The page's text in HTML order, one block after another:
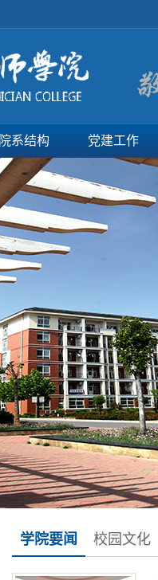
院系结构 党建工作
学院要闻 校园文化